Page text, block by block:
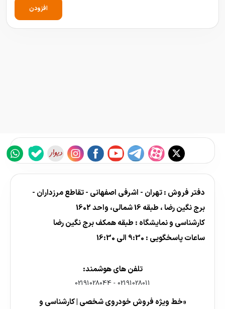
افزودن
دفتر فروش : تهران - اشرفی اصفهانی - تقاطع مرزداران -
برج نگین رضا ، طبقه 16 شمالی، واحد 1602
کارشناسی و نمایشگاه : طبقه همکف برج نگین رضا
ساعات پاسخگویی : 9:30 الی 16:30
تلفن های هوشمند:
02191028011
-
02191028044
«خط ویژه فروش خودروی شخصی | کارشناسی و